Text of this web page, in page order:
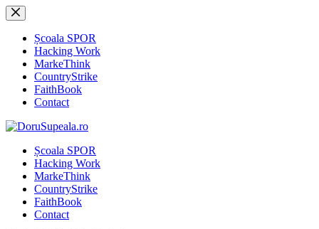
Sari
la
conținutȘcoala SPOR
Hacking Work
MarkeThink
CountryStrike
FaithBook
Contact
Școala SPOR
Hacking Work
MarkeThink
CountryStrike
FaithBook
Contact